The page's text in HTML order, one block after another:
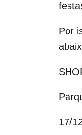
Por
17/